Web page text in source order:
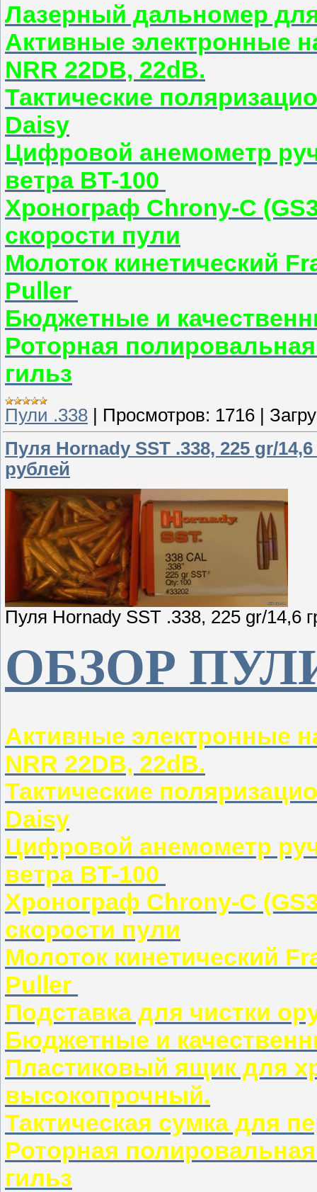
Лазерный дальномер
Активные электронные
NRR 22DB, 22dB.
Тактические
Daisy
Цифровой анемометр
ветра BT-100
Хронограф Chrony-C
скорости пули
Молоток кинетический
Puller
Бюджетные и
Роторная
гильз
Пули .338 | Просмотров: 1716 |
Пуля Hornady SST .338, 225 gr/
рублей
Пуля Hornady SST .338, 225 gr/14,6
ОБЗОР
Активные электронные
NRR 22DB, 22dB.
Тактические
Daisy
Цифровой анемометр
ветра BT-100
Хронограф Chrony-C
скорости пули
Молоток кинетический
Puller
Подставка для чистки
Бюджетные и
Пластиковый ящик для
высокопрочный.
Тактическая сумка для
Роторная
гильз